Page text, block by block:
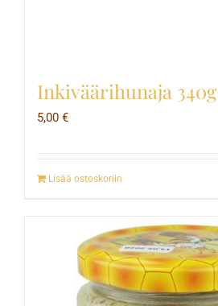
Inkiväärihunaja 340g
5,00 €
Lisää ostoskoriin